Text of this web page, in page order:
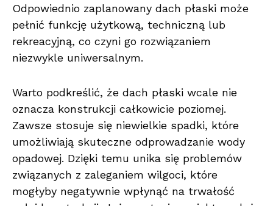
Odpowiednio zaplanowany dach płaski może
pełnić funkcję użytkową, techniczną lub
rekreacyjną, co czyni go rozwiązaniem
niezwykle uniwersalnym.
Warto podkreślić, że dach płaski wcale nie
oznacza konstrukcji całkowicie poziomej.
Zawsze stosuje się niewielkie spadki, które
umożliwiają skuteczne odprowadzanie wody
opadowej. Dzięki temu unika się problemów
związanych z zaleganiem wilgoci, które
mogłyby negatywnie wpłynąć na trwałość